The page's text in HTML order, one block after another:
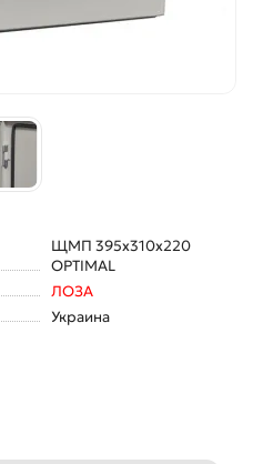
ЩМП 395х310х220
OPTIMAL
ЛОЗА
Украина